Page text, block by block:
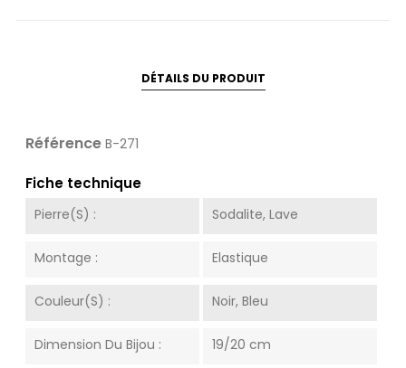
DÉTAILS DU PRODUIT
Référence B-271
Fiche technique
Pierre(s) : Sodalite, Lave
Montage : Elastique
Couleur(s) : Noir, Bleu
Dimension Du Bijou : 19/20 cm